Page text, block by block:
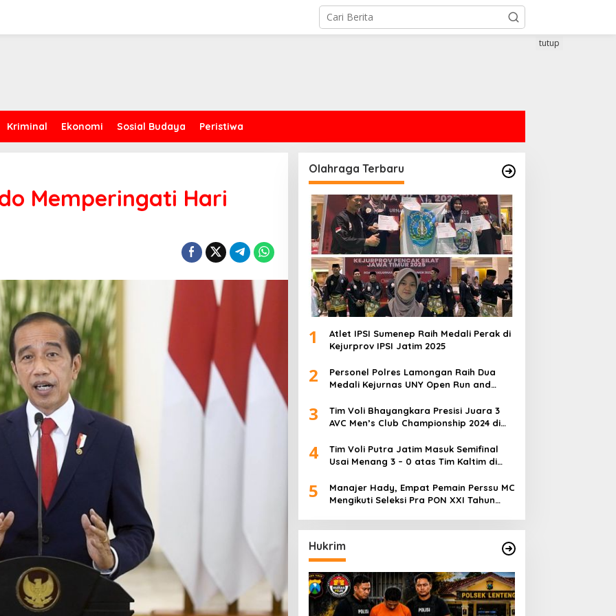
Kriminal Ekonomi Sosial Budaya Peristiwa
tutup
Memperingati Hari
Olahraga Terbaru
1
Atlet IPSI Sumenep Raih Medali Perak di
Kejurprov IPSI Jatim 2025
2
Personel Polres Lamongan Raih Dua
Medali Kejurnas UNY Open Run and
3
Tim Voli Bhayangkara Presisi Juara 3
AVC Men’s Club Championship 2024 di
4
Tim Voli Putra Jatim Masuk Semifinal
Usai Menang 3 – 0 atas Tim Kaltim di
5
Manajer Hady, Empat Pemain Perssu MC
Mengikuti Seleksi Pra PON XXI Tahun
Hukrim